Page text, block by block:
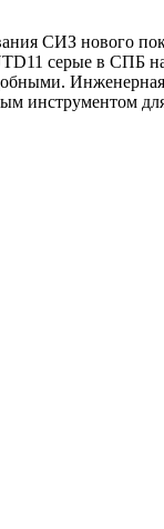
СИЗ нового
серые в СПБ
инструментом